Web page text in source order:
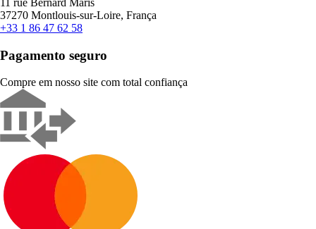
11 rue Bernard Maris
37270 Montlouis-sur-Loire, França
+33 1 86 47 62 58
Pagamento seguro
Compre em nosso site com total confiança